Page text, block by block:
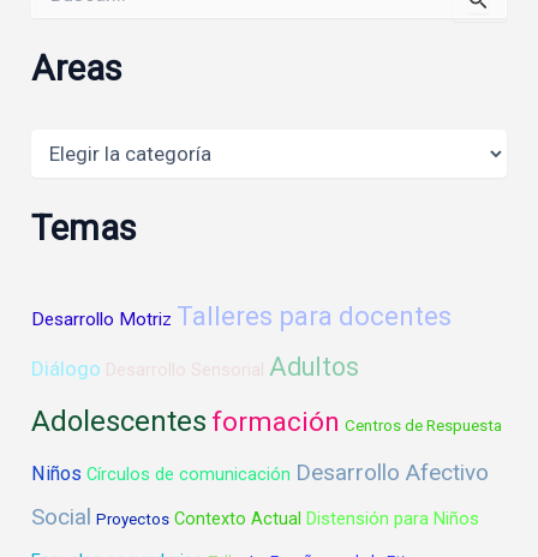
por:
Areas
Temas
Desarrollo Motriz Talleres para docentes
Diálogo Adultos
Adolescentes formación Centros de Respuesta
Niños Círculos de comunicación Desarrollo Afectivo
Social Proyectos Contexto Actual Distensión para Niños